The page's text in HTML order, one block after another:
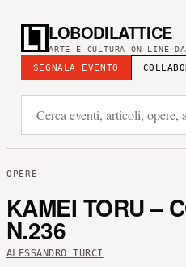
LOBODILATTICE
ARTE E CULTURA ON LINE
SEGNALA EVENTO
OPERE
KAMEI TORU –
N.236
ALESSANDRO TURCI